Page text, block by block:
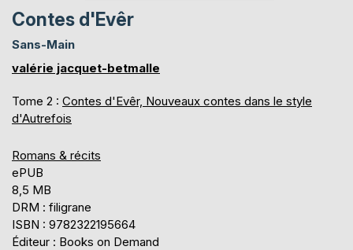
Contes d'Evêr
Sans-Main
valérie jacquet-betmalle
Tome 2 : Contes d'Evêr, Nouveaux contes dans le style
d'Autrefois
Romans & récits
ePUB
8,5 MB
DRM : filigrane
ISBN : 9782322195664
Éditeur : Books on Demand